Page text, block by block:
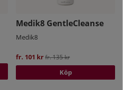
Medik8 GentleCleanse
Medik8
fr. 101 krOrdinarie pris:
fr. 135 kr
Köp